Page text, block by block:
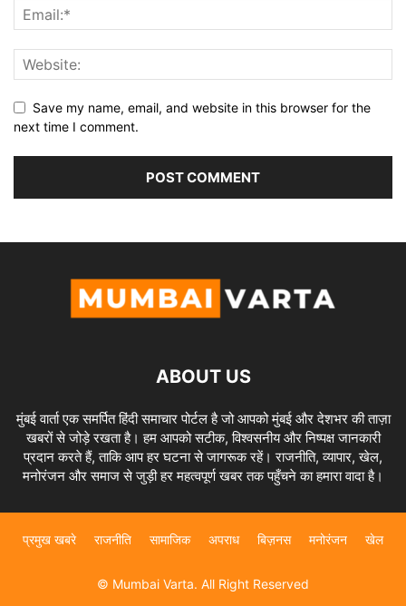
Save my name, email, and website in this browser for the
next time I comment.
ABOUT US
मुंबई वार्ता एक समर्पित हिंदी समाचार पोर्टल है जो आपको मुंबई और देशभर की ताज़ा
खबरों से जोड़े रखता है। हम आपको सटीक, विश्वसनीय और निष्पक्ष जानकारी
प्रदान करते हैं, ताकि आप हर घटना से जागरूक रहें। राजनीति, व्यापार, खेल,
मनोरंजन और समाज से जुड़ी हर महत्वपूर्ण खबर तक पहुँचने का हमारा वादा है।
प्रमुख खबरे राजनीति सामाजिक अपराध बिज़नस मनोरंजन खेल
© Mumbai Varta. All Right Reserved